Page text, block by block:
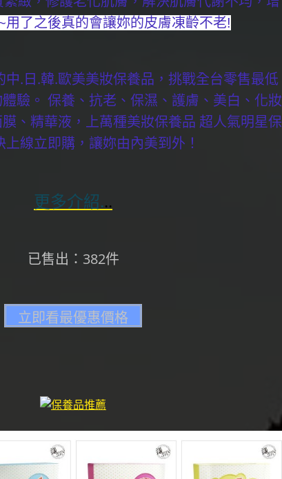
用了之後真的會讓妳的皮膚凍齡不老!
.日.韓.歐美美妝保養品，挑戰全台零售最低
驗。 保養、抗老、保濕、護膚、美白、化妝
、精華液，上萬種美妝保養品 超人氣明星保
上線立即購，讓妳由內美到外！
更多介紹...
已售出：382件